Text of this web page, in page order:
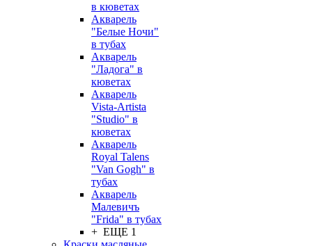
в кюветах
Акварель
"Белые Ночи"
в тубах
Акварель
"Ладога" в
кюветах
Акварель
Vista-Artista
"Studio" в
кюветах
Акварель
Royal Talens
"Van Gogh" в
тубах
Акварель
Малевичъ
"Frida" в тубах
+ ЕЩЕ 1